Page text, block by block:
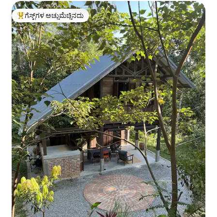
ಗೆಸ್ಟ್‌ಗಳಿಗೆ ಅತಿ ಹೆಚ್ಚು ಅಚ್ಚುಮೆಚ್ಚಿನದು
ಗೆಸ್ಟ್‌ಗಳ ಅಚ್ಚುಮೆಚ್ಚಿನದು